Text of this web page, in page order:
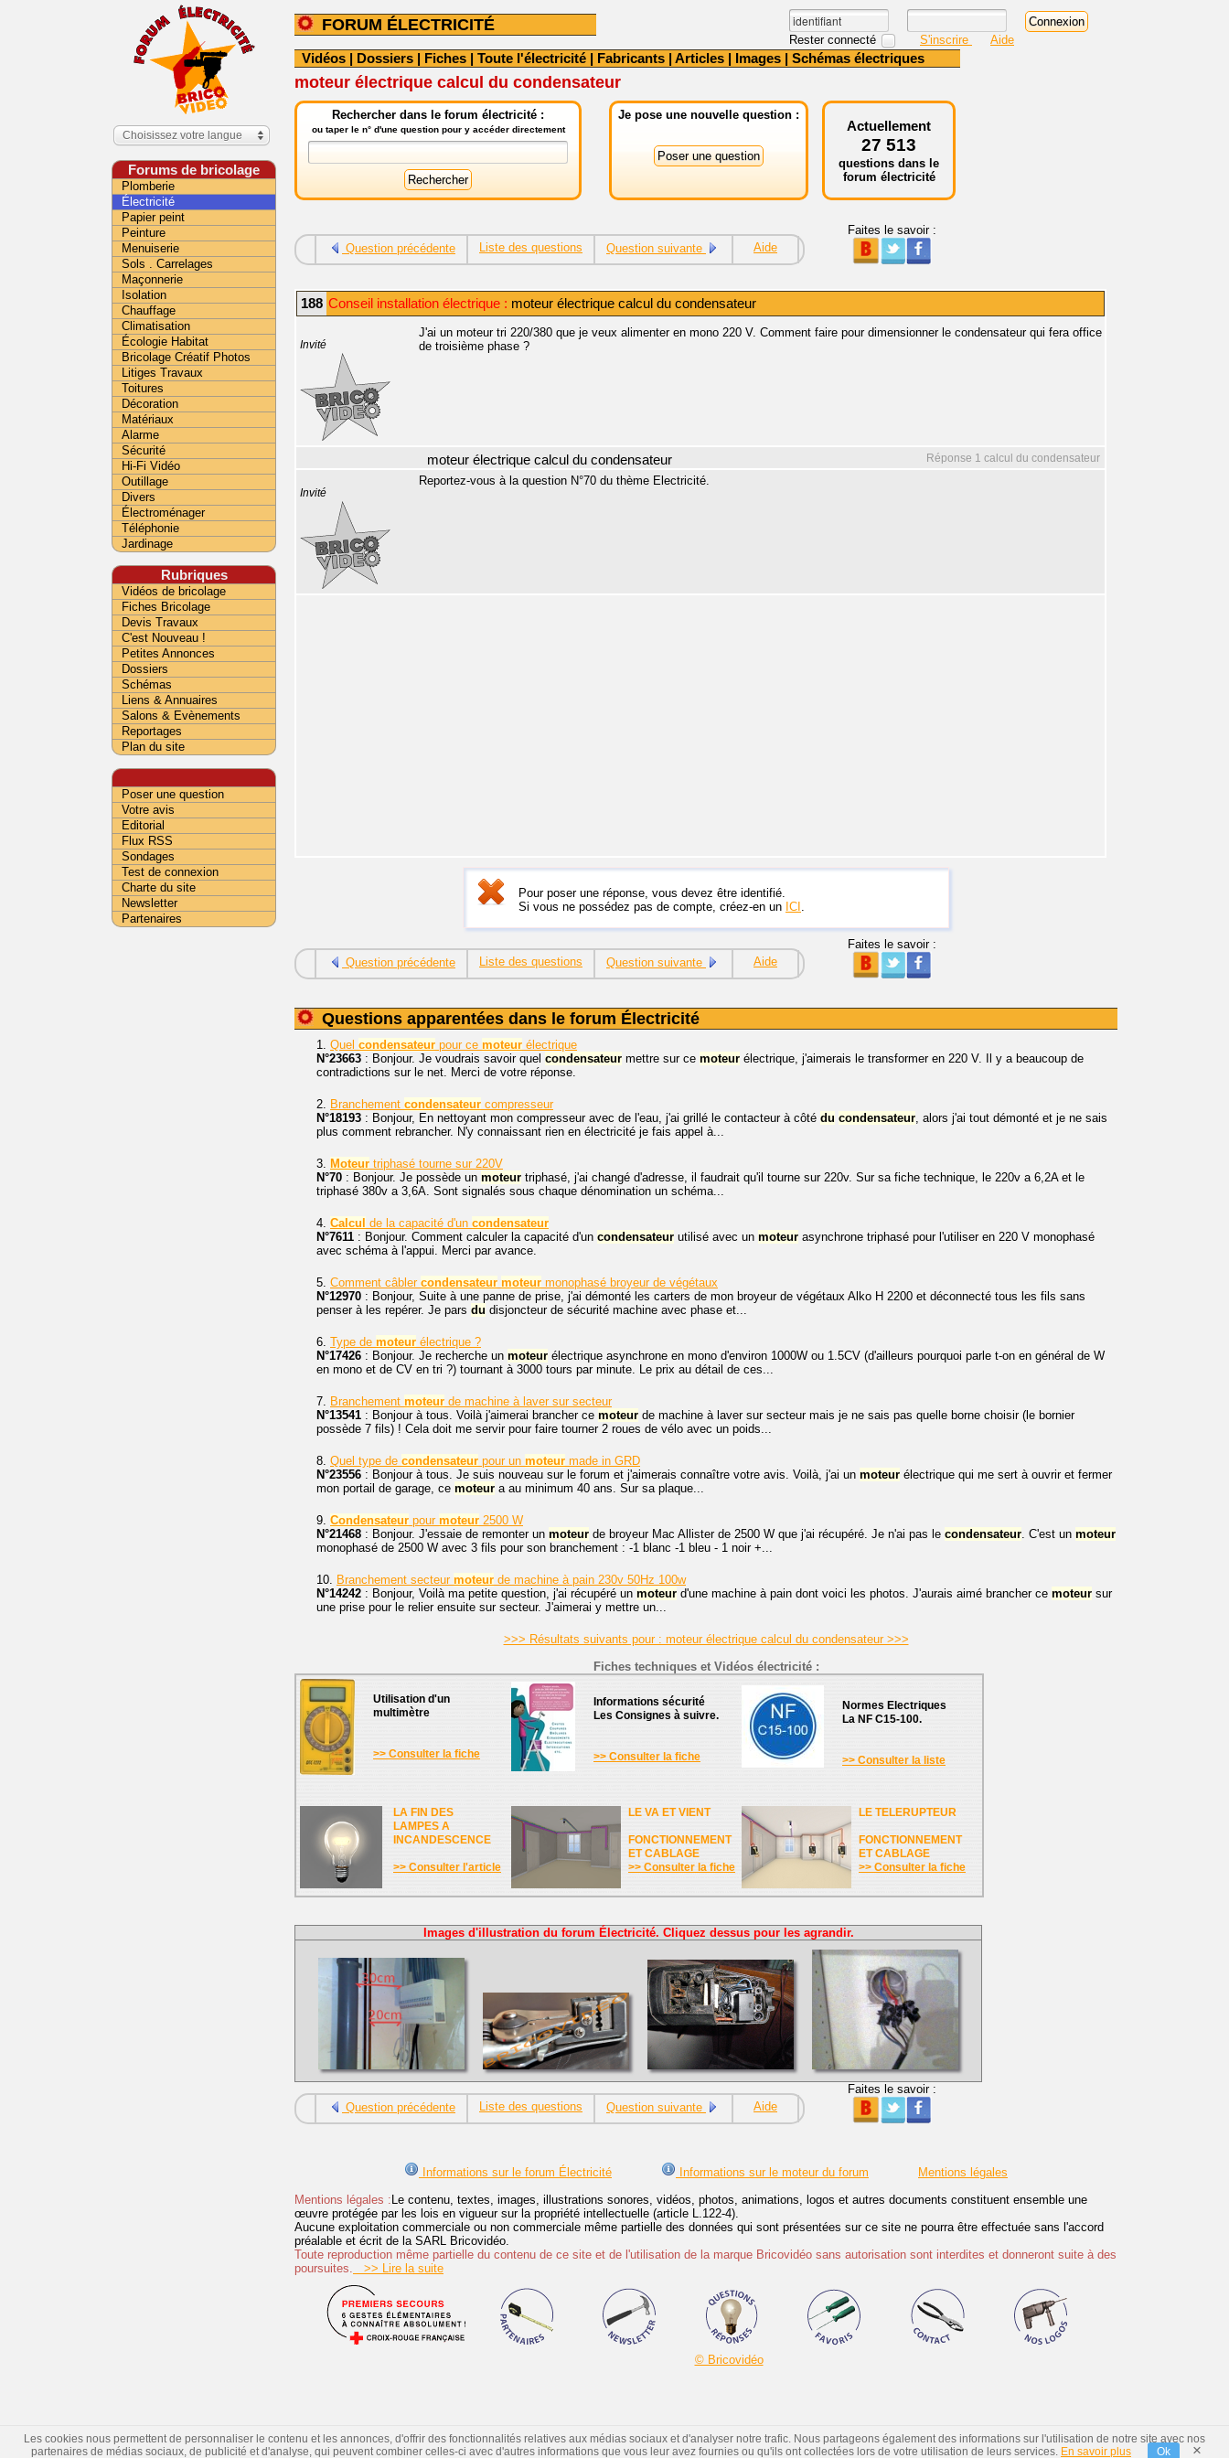
FORUM ÉLECTRICITÉ
Rester connecté S'inscrire Aide
Vidéos | Dossiers | Fiches | Toute l'électricité | Fabricants | Articles | Images | Schémas électriques
moteur électrique calcul du condensateur
Rechercher dans le forum électricité :
ou taper le n° d'une question pour y accéder directement
Je pose une nouvelle question :
Actuellement
27 513
questions dans le
forum électricité
Question précédente Liste des questions Question suivante Aide
Faites le savoir :
188 Conseil installation électrique : moteur électrique calcul du condensateur
Invité
J'ai un moteur tri 220/380 que je veux alimenter en mono 220 V. Comment faire pour dimensionner le condensateur qui fera office
de troisième phase ?
Réponse 1 calcul du condensateur
moteur électrique calcul du condensateur
Invité
Reportez-vous à la question N°70 du thème Electricité.
Pour poser une réponse, vous devez être identifié.
Si vous ne possédez pas de compte, créez-en un ICI .
Question précédente Liste des questions Question suivante Aide
Faites le savoir :
Questions apparentées dans le forum Électricité
1. Quel condensateur pour ce moteur électrique
N°23663 : Bonjour. Je voudrais savoir quel condensateur mettre sur ce moteur électrique, j'aimerais le transformer en 220 V. Il y a beaucoup de
contradictions sur le net. Merci de votre réponse.
2. Branchement condensateur compresseur
N°18193 : Bonjour, En nettoyant mon compresseur avec de l'eau, j'ai grillé le contacteur à côté du condensateur, alors j'ai tout démonté et je ne sais
plus comment rebrancher. N'y connaissant rien en électricité je fais appel à...
3. Moteur triphasé tourne sur 220V
N°70 : Bonjour. Je possède un moteur triphasé, j'ai changé d'adresse, il faudrait qu'il tourne sur 220v. Sur sa fiche technique, le 220v a 6,2A et le
triphasé 380v a 3,6A. Sont signalés sous chaque dénomination un schéma...
4. Calcul de la capacité d'un condensateur
N°7611 : Bonjour. Comment calculer la capacité d'un condensateur utilisé avec un moteur asynchrone triphasé pour l'utiliser en 220 V monophasé
avec schéma à l'appui. Merci par avance.
5. Comment câbler condensateur moteur monophasé broyeur de végétaux
N°12970 : Bonjour, Suite à une panne de prise, j'ai démonté les carters de mon broyeur de végétaux Alko H 2200 et déconnecté tous les fils sans
penser à les repérer. Je pars du disjoncteur de sécurité machine avec phase et...
6. Type de moteur électrique ?
N°17426 : Bonjour. Je recherche un moteur électrique asynchrone en mono d'environ 1000W ou 1.5CV (d'ailleurs pourquoi parle t-on en général de W
en mono et de CV en tri ?) tournant à 3000 tours par minute. Le prix au détail de ces...
7. Branchement moteur de machine à laver sur secteur
N°13541 : Bonjour à tous. Voilà j'aimerai brancher ce moteur de machine à laver sur secteur mais je ne sais pas quelle borne choisir (le bornier
possède 7 fils) ! Cela doit me servir pour faire tourner 2 roues de vélo avec un poids...
8. Quel type de condensateur pour un moteur made in GRD
N°23556 : Bonjour à tous. Je suis nouveau sur le forum et j'aimerais connaître votre avis. Voilà, j'ai un moteur électrique qui me sert à ouvrir et fermer
mon portail de garage, ce moteur a au minimum 40 ans. Sur sa plaque...
9. Condensateur pour moteur 2500 W
N°21468 : Bonjour. J'essaie de remonter un moteur de broyeur Mac Allister de 2500 W que j'ai récupéré. Je n'ai pas le condensateur. C'est un moteur
monophasé de 2500 W avec 3 fils pour son branchement : -1 blanc -1 bleu - 1 noir +...
10. Branchement secteur moteur de machine à pain 230v 50Hz 100w
N°14242 : Bonjour, Voilà ma petite question, j'ai récupéré un moteur d'une machine à pain dont voici les photos. J'aurais aimé brancher ce moteur sur
une prise pour le relier ensuite sur secteur. J'aimerai y mettre un...
>>> Résultats suivants pour : moteur électrique calcul du condensateur >>>
Fiches techniques et Vidéos électricité :
Utilisation d'un
multimètre
>> Consulter la fiche
Informations sécurité
Les Consignes à suivre.
>> Consulter la fiche
Normes Electriques
La NF C15-100.
>> Consulter la liste
LA FIN DES
LAMPES A
INCANDESCENCE
>> Consulter l'article
LE VA ET VIENT
FONCTIONNEMENT
ET CABLAGE
>> Consulter la fiche
LE TELERUPTEUR
FONCTIONNEMENT
ET CABLAGE
>> Consulter la fiche
Images d'illustration du forum Électricité. Cliquez dessus pour les agrandir.
Question précédente Liste des questions Question suivante Aide
Faites le savoir :
Informations sur le forum Électricité Informations sur le moteur du forum
Mentions légales
Mentions légales : Le contenu, textes, images, illustrations sonores, vidéos, photos, animations, logos et autres documents constituent ensemble une
œuvre protégée par les lois en vigueur sur la propriété intellectuelle (article L.122-4).
Aucune exploitation commerciale ou non commerciale même partielle des données qui sont présentées sur ce site ne pourra être effectuée sans l'accord
préalable et écrit de la SARL Bricovidéo.
Toute reproduction même partielle du contenu de ce site et de l'utilisation de la marque Bricovidéo sans autorisation sont interdites et donneront suite à des
poursuites.
>> Lire la suite
© Bricovidéo
Choisissez votre langue
Forums de bricolage
Plomberie
Électricité
Papier peint
Peinture
Menuiserie
Sols . Carrelages
Maçonnerie
Isolation
Chauffage
Climatisation
Écologie Habitat
Bricolage Créatif Photos
Litiges Travaux
Toitures
Décoration
Matériaux
Alarme
Sécurité
Hi-Fi Vidéo
Outillage
Divers
Électroménager
Téléphonie
Jardinage
Rubriques
Vidéos de bricolage
Fiches Bricolage
Devis Travaux
C'est Nouveau !
Petites Annonces
Dossiers
Schémas
Liens & Annuaires
Salons & Evènements
Reportages
Plan du site
Poser une question
Votre avis
Editorial
Flux RSS
Sondages
Test de connexion
Charte du site
Newsletter
Partenaires
Les cookies nous permettent de personnaliser le contenu et les annonces, d'offrir des fonctionnalités relatives aux médias sociaux et d'analyser notre trafic. Nous partageons également des informations sur l'utilisation de notre site avec nos
partenaires de médias sociaux, de publicité et d'analyse, qui peuvent combiner celles-ci avec d'autres informations que vous leur avez fournies ou qu'ils ont collectées lors de votre utilisation de leurs services.
En savoir plus Ok ×